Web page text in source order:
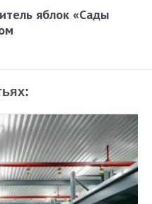
яблок «Сады